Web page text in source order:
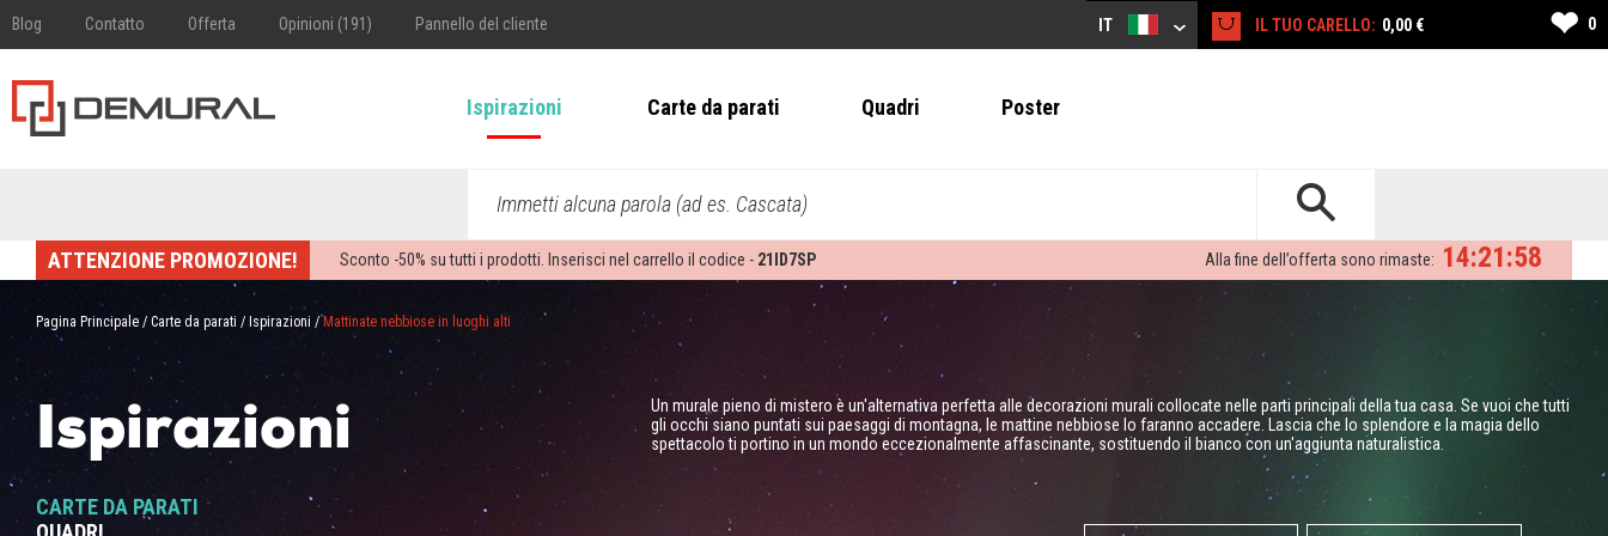
Blog Contatto Offerta Opinioni (191) Pannello del cliente IT IL TUO CARELLO: 0,00 € ❤ 0
Ispirazioni Carte da parati Quadri Poster
Immetti alcuna parola (ad es. Cascata)
ATTENZIONE PROMOZIONE! Sconto -50% su tutti i prodotti. Inserisci nel carrello il codice - 21ID7SP 14:21:57
Alla fine dell’offerta sono rimaste:
Pagina Principale / Carte da parati / Ispirazioni /Mattinate nebbiose in luoghi alti
Ispirazioni
CARTE DA PARATI
Un murale pieno di mistero è un'alternativa perfetta alle decorazioni murali collocate nelle parti principali della tua casa. Se vuoi che tutti
gli occhi siano puntati sui paesaggi di montagna, le mattine nebbiose lo faranno accadere. Lascia che lo splendore e la magia dello
spettacolo ti portino in un mondo eccezionalmente affascinante, sostituendo il bianco con un'aggiunta naturalistica.